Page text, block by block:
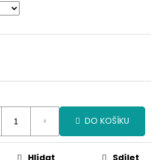
DO KOŠÍKU
Hlídat Sdílet